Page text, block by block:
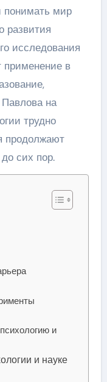
понимать мир
развития
исследования
применение в
на
трудно
продолжают
сих пор.
и
и науке